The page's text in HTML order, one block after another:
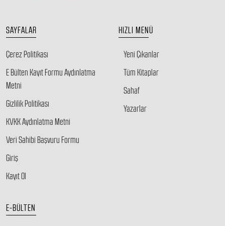
SAYFALAR
Çerez Politikası
E Bülten Kayıt Formu Aydınlatma
Metni
Gizlilik Politikası
KVKK Aydınlatma Metni
Veri Sahibi Başvuru Formu
Giriş
Kayıt Ol
HIZLI MENÜ
Yeni Çıkanlar
Tüm Kitaplar
Sahaf
Yazarlar
E-BÜLTEN